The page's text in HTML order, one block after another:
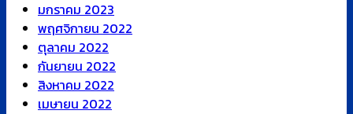
มกราคม 2023
พฤศจิกายน 2022
ตุลาคม 2022
กันยายน 2022
สิงหาคม 2022
เมษายน 2022